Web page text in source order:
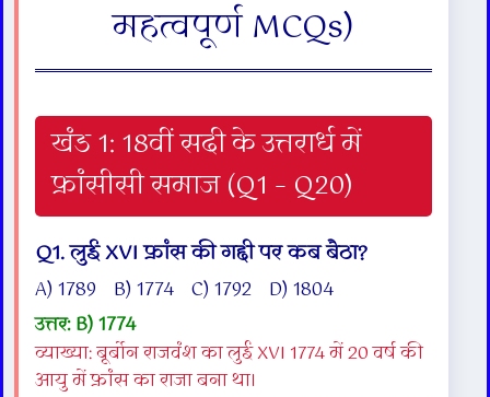
महत्वपूर्ण MCQs)
खंड 1: 18वीं सदी के उत्तरार्ध में
फ्रांसीसी समाज (Q1 – Q20)
Q1. लुई XVI फ्रांस की गद्दी पर कब बैठा?
A) 1789 B) 1774 C) 1792 D) 1804
उत्तर: B) 1774
व्याख्या: बूर्बोन राजवंश का लुई XVI 1774 में 20 वर्ष की
आयु में फ्रांस का राजा बना था।